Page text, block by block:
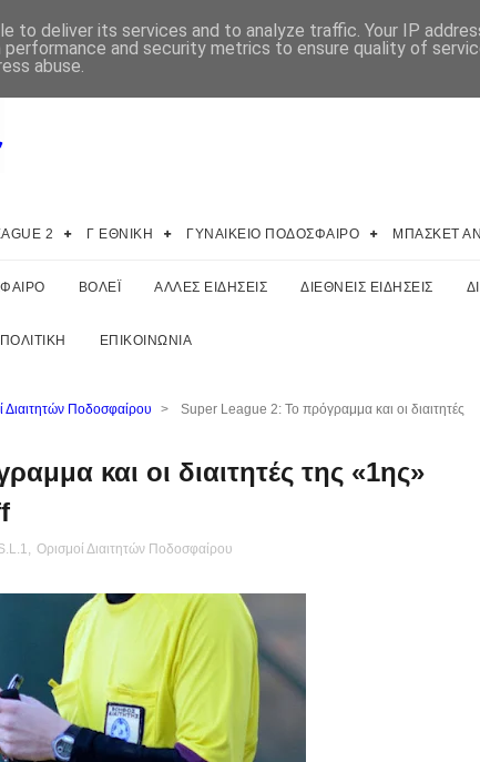
2 Γ ΕΘΝΙΚΗ ΓΥΝΑΙΚΕΙΟ ΠΟΔΟΣΦΑΙΡΟ ΜΠΑΣΚΕΤ
ΒΟΛΕΪ ΑΛΛΕΣ ΕΙΔΗΣΕΙΣ ΔΙΕΘΝΕΙΣ ΕΙΔΗΣΕΙΣ
ΕΠΙΚΟΙΝΩΝΙΑ
Διαιτητών Ποδοσφαίρου >
Super League 2: Το πρόγραμμα και οι διαιτητές
και οι διαιτητές της «1ης»
, Ορισμοί Διαιτητών Ποδοσφαίρου
to deliver its services and to analyze traffic. Your IP
and security metrics to ensure quality of
abuse.